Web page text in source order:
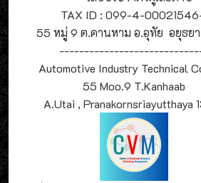
TAX ID : 099-4-
55 หมู่ 9 ต.คานหาม อ.อุทัย อยุธยา
Automotive Industry Technical
55 Moo.9 T.Kanhaab
A.Utai , Pranakornsriayutthaya